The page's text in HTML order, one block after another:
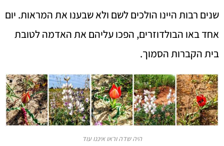
שנים רבות היינו הולכים לשם ולא שבענו את המראות. יום
אחד באו הבולדוזרים, הפכו עליהם את האדמה לטובת
בית הקברות הסמוך.
היה שדה וראו איננו עוד